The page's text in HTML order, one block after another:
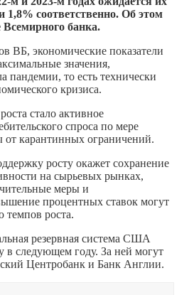
1,8% соответственно. Об этом
Всемирного банка.
ВБ, экономические показатели
значения,
пандемии, то есть технически
кризиса.
стало активное
спроса по мере
от карантинных ограничений.
росту окажет сохранение
на сырьевых рынках,
меры и
процентных ставок могут
роста.
резервная система США
в следующем году. За ней могут
Центробанк и Банк Англии.